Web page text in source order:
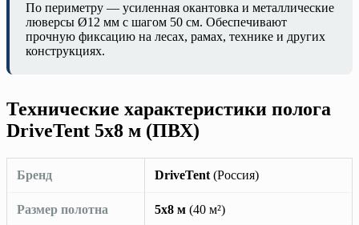
По периметру — усиленная окантовка и металлические
люверсы Ø12 мм с шагом 50 см. Обеспечивают
прочную фиксацию на лесах, рамах, технике и других
конструкциях.
Технические характеристики полога
DriveTent 5х8 м (ПВХ)
Бренд DriveTent (Россия)
Размер полотна 5х8 м (40 м²)